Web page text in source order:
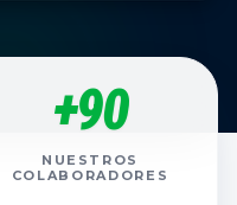
+90
NUESTROS
COLABORADORES